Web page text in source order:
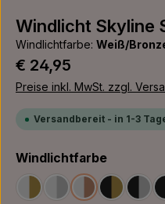
Windlicht Skyline
Windlichtfarbe: Weiß/
Regulärer Preis:
€ 24,95
Preise inkl. MwSt. zzgl.
Versandbereit - in 1-3
Windlichtfarbe
Weiß/GoldWeiß/Silber
Weiß/Bronze
Schwarz/